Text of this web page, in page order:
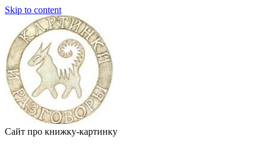
Skip to content
Сайт про книжку-картинку